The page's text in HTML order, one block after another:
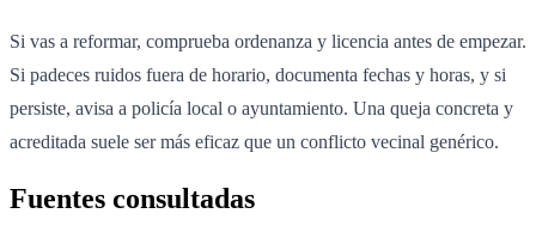
Si vas a reformar, comprueba ordenanza y licencia antes de empezar.
Si padeces ruidos fuera de horario, documenta fechas y horas, y si
persiste, avisa a policía local o ayuntamiento. Una queja concreta y
acreditada suele ser más eficaz que un conflicto vecinal genérico.
Fuentes consultadas